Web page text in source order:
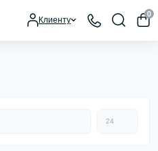
Клиенту
0